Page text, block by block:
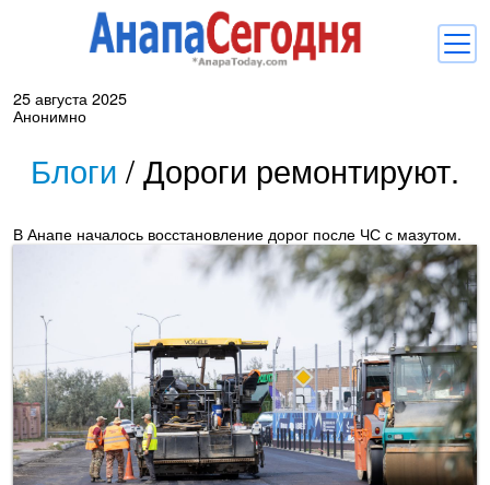
Комментарии
Балачка
Об Анапе
Регистрация и Вход
25 августа 2025
Анонимно
Блоги /Дороги ремонтируют.
В Анапе началось восстановление дорог после ЧС с мазутом.